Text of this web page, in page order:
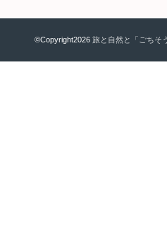
©Copyright2026旅と自然と「ごちそ